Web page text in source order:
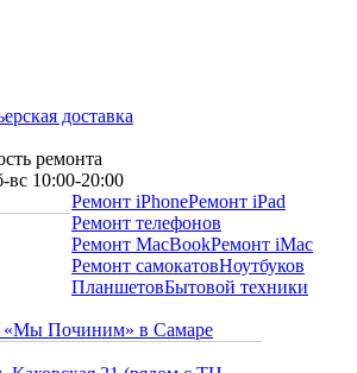
доставка
ремонта
вс 10:00-20:00
Ремонт iPhoneРемонт iPad
Ремонт телефонов
Ремонт MacBookРемонт iMac
Ремонт самокатовНоутбуков
ПланшетовБытовой техники